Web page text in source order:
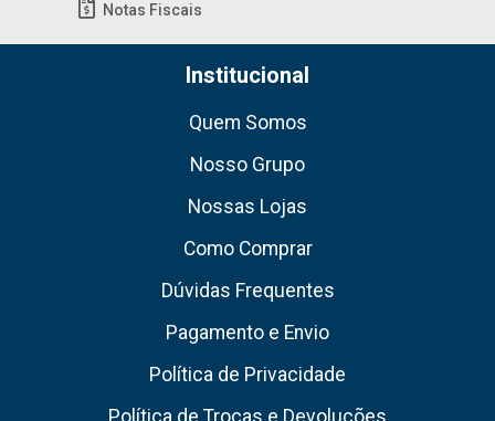
Notas Fiscais
Institucional
Quem Somos
Nosso Grupo
Nossas Lojas
Como Comprar
Dúvidas Frequentes
Pagamento e Envio
Política de Privacidade
Política de Trocas e Devoluções